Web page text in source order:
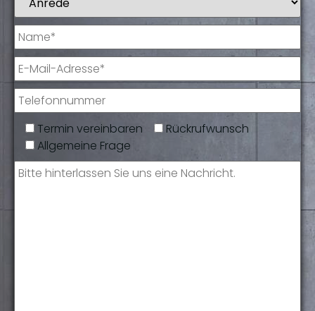
Termin vereinbaren
Rückrufwunsch
Allgemeine Frage